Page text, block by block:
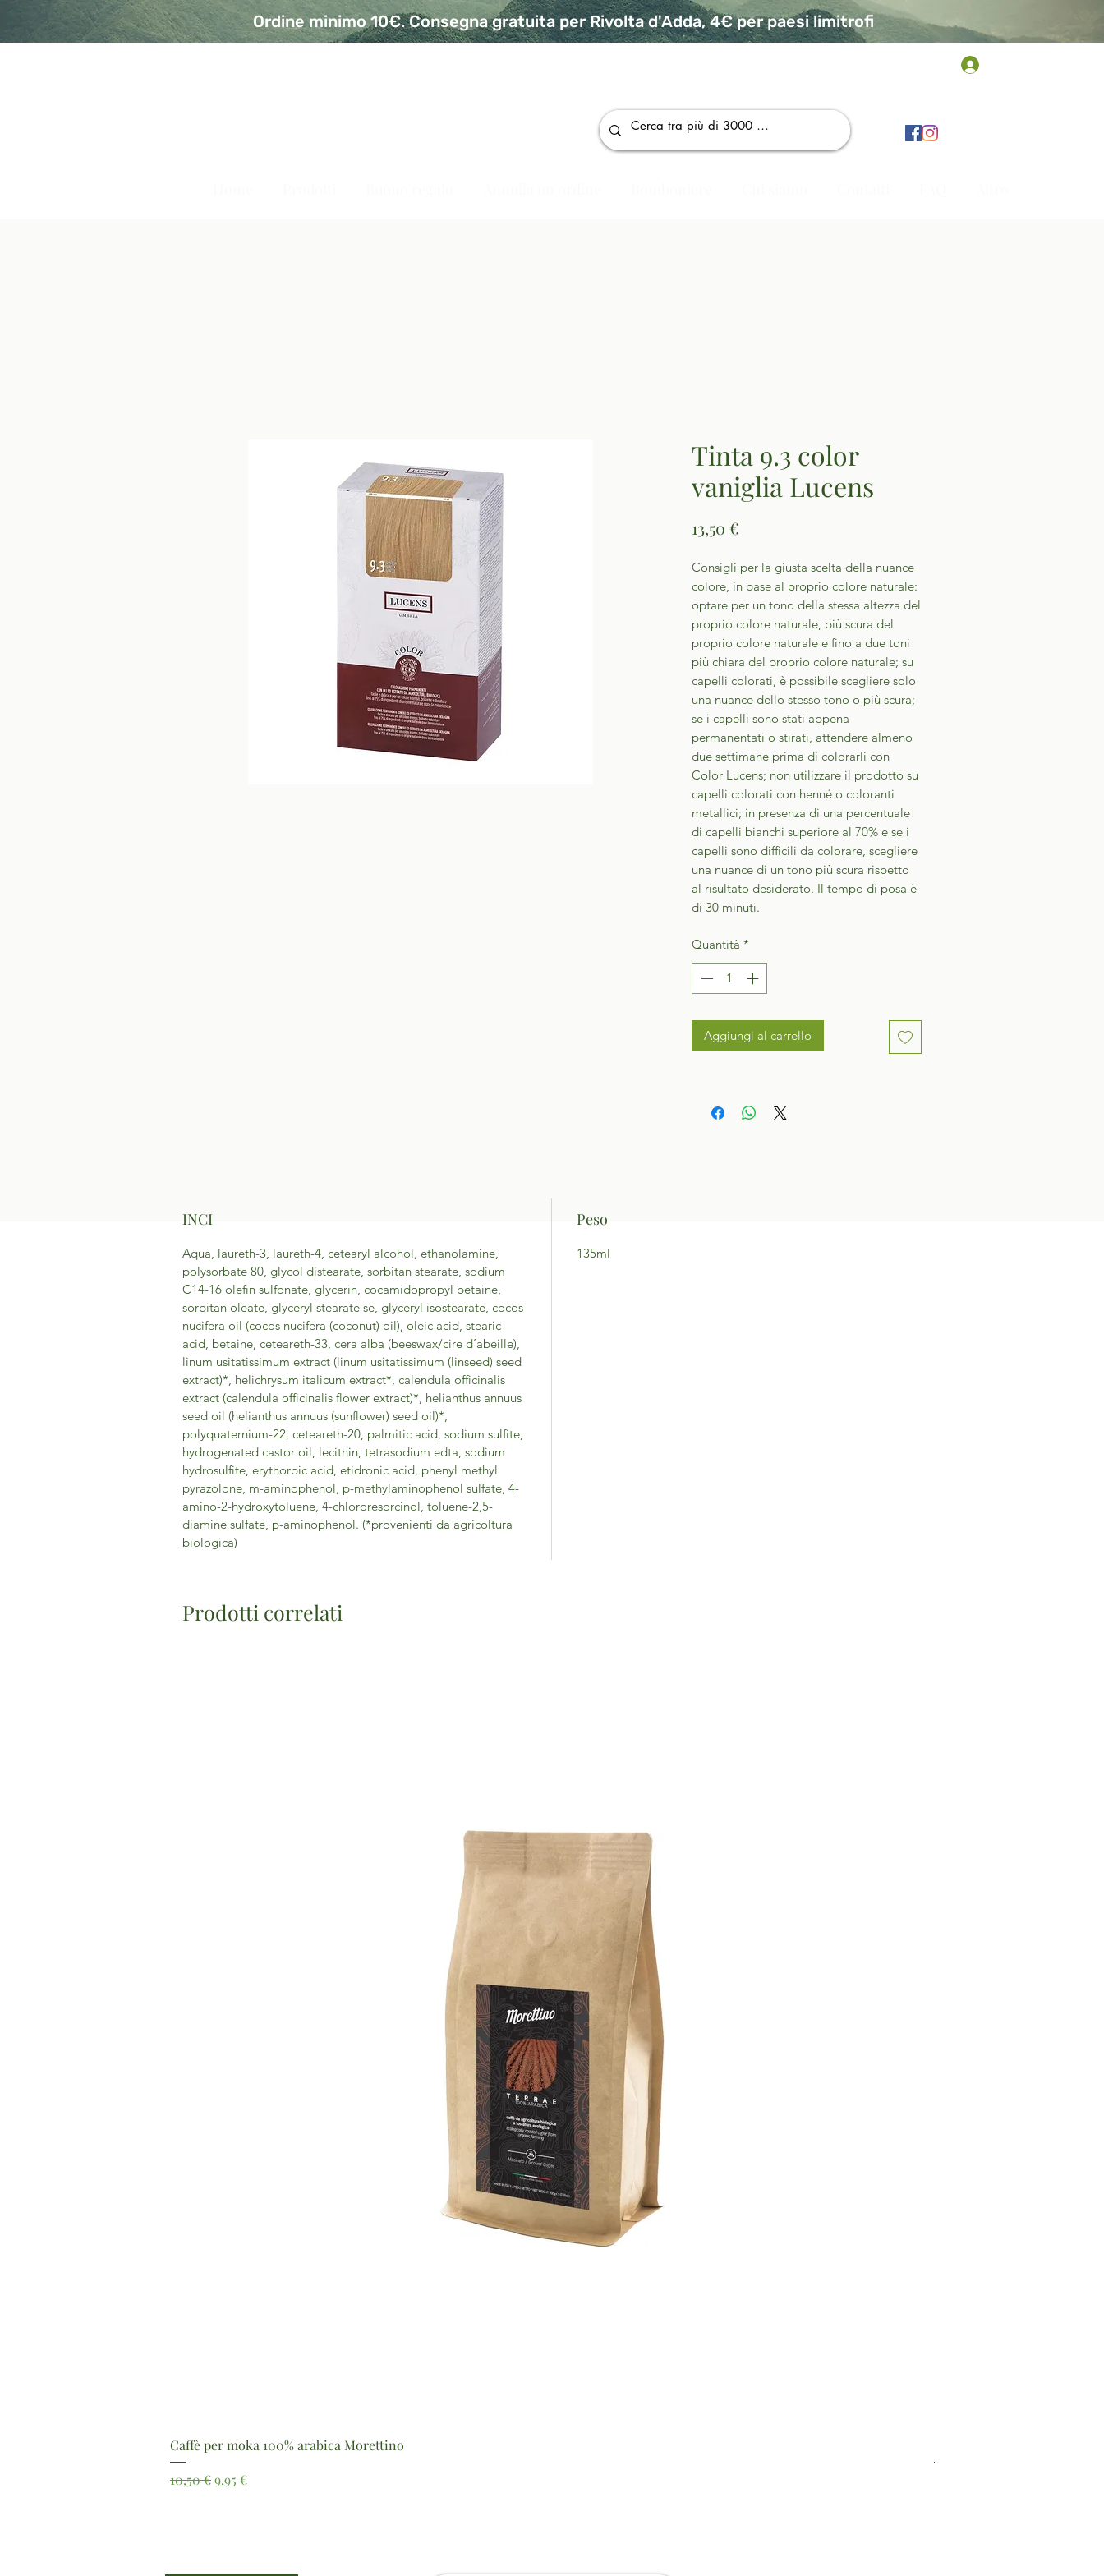
Ordine minimo 10€. Consegna gratuita per Rivolta d'Adda, 4€ per paesi limitrofi
Tinta 9.3 color
vaniglia Lucens
13,50 €
Consigli per la giusta scelta della nuance
colore, in base al proprio colore naturale:
optare per un tono della stessa altezza del
proprio colore naturale, più scura del
proprio colore naturale e fino a due toni
più chiara del proprio colore naturale; su
capelli colorati, è possibile scegliere solo
una nuance dello stesso tono o più scura;
se i capelli sono stati appena
permanentati o stirati, attendere almeno
due settimane prima di colorarli con
Color Lucens; non utilizzare il prodotto su
capelli colorati con henné o coloranti
metallici; in presenza di una percentuale
di capelli bianchi superiore al 70% e se i
capelli sono difficili da colorare, scegliere
una nuance di un tono più scura rispetto
al risultato desiderato. Il tempo di posa è
di 30 minuti.
Quantità *
Aggiungi al carrello
INCI
Aqua, laureth-3, laureth-4, cetearyl alcohol, ethanolamine,
polysorbate 80, glycol distearate, sorbitan stearate, sodium
C14-16 olefin sulfonate, glycerin, cocamidopropyl betaine,
sorbitan oleate, glyceryl stearate se, glyceryl isostearate, cocos
nucifera oil (cocos nucifera (coconut) oil), oleic acid, stearic
acid, betaine, ceteareth-33, cera alba (beeswax/cire d’abeille),
linum usitatissimum extract (linum usitatissimum (linseed) seed
extract)*, helichrysum italicum extract*, calendula officinalis
extract (calendula officinalis flower extract)*, helianthus annuus
seed oil (helianthus annuus (sunflower) seed oil)*,
polyquaternium-22, ceteareth-20, palmitic acid, sodium sulfite,
hydrogenated castor oil, lecithin, tetrasodium edta, sodium
hydrosulfite, erythorbic acid, etidronic acid, phenyl methyl
pyrazolone, m-aminophenol, p-methylaminophenol sulfate, 4-
amino-2-hydroxytoluene, 4-chlororesorcinol, toluene-2,5-
diamine sulfate, p-aminophenol. (*provenienti da agricoltura
biologica)
Peso
135ml
Prodotti correlati
Caffè per moka 100% arabica Morettino
Prezzo regolare
10,50 €Prezzo scontato
9,95 €